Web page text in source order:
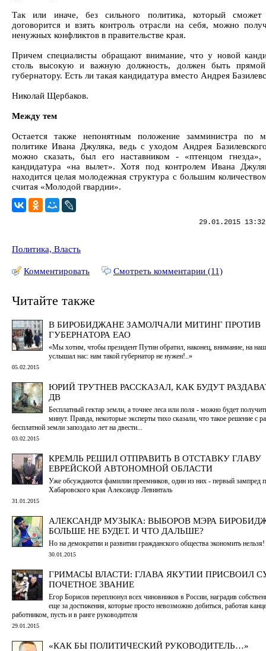
Так или иначе, без сильного политика, который
договорится и взять контроль отрасли на себя, можно
ненужных конфликтов в правительстве края.
Причем специалисты обращают внимание, что у новой
столь высокую и важную должность, должен быть
губернатору. Есть ли такая кандидатура вместо Андрея
Николай Щербаков.
Между тем
Остается также непонятным положение замминистра по
политике Ивана Джуляка, ведь с уходом Андрея
можно сказать, был его наставником - «птенцом гнезда»,
кандидатура «на вылет». Хотя под контролем Ивана
находится целая молодежная структура с большим
считая «Молодой гвардии».
29.01.2015
Политика, Власть
Комментировать Смотреть комментарии (11)
Читайте также
В БИРОБИДЖАНЕ ЗАМОЛЧАЛИ МИТИНГ ПРОТИВ
ГУБЕРНАТОРА ЕАО
«Мы хотим, чтобы президент Путин обратил, наконец, внимание, на
услышал нас: нам такой губернатор не нужен!..»
05.02.2015
ЮРИЙ ТРУТНЕВ РАССКАЗАЛ, КАК БУДУТ
ДВ
Бесплатный гектар земли, а точнее леса или поля - можно будет
минут. Правда, некоторые эксперты тихо сказали, что такое решение с
бесплатной земли запоздало лет на двести...
03.02.2015
КРЕМЛЬ РЕШИЛ ОТПРАВИТЬ В ОТСТАВКУ ГЛАВУ
ЕВРЕЙСКОЙ АВТОНОМНОЙ ОБЛАСТИ
Уже обсуждаются фамилии преемников, один из них - первый зампред
Хабаровского края Александр Левинталь
31.01.2015
АЛЕКСАНДР МУЗЫКА: ВЫБОРОВ МЭРА
БОЛЬШЕ НЕ БУДЕТ. И ЧТО ДАЛЬШЕ?
Но на демократии и развитии гражданского общества экономить нельзя!
30.01.2015
ГРИМАСЫ ВЛАСТИ: ГЛАВА ЯКУТИИ ПРИСВОИЛ
ПОЧЕТНОЕ ЗВАНИЕ
Егор Борисов переплюнул всех чиновников в России, наградив
еще за достижения, которые просто невозможно добиться, работая
работником, пусть и в ранге руководителя
29.01.2015
«КАК БЫ ПОЛИТИЧЕСКИЙ РУКОВОДИТЕЛЬ…»